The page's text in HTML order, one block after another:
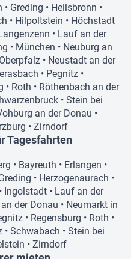
• Greding • Heilsbronn •
• Hilpoltstein • Höchstadt
• Lauf an der
• München • Neuburg an
• Neustadt an der
• Pegnitz •
• Roth • Röthenbach an der
• Stein bei
an der Donau •
• Zirndorf
Tagesfahrten
• Bayreuth • Erlangen •
• Herzogenaurach •
• Ingolstadt • Lauf an der
der Donau • Neumarkt in
• Regensburg • Roth •
• Schwabach • Stein bei
• Zirndorf